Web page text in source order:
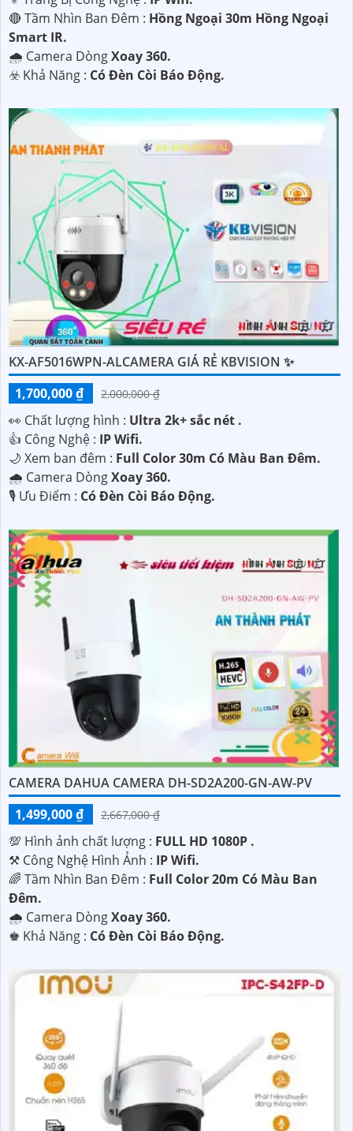
🔴 Tầm Nhìn Ban Đêm : Hồng Ngoại 30m Hồng Ngoại
Smart IR.
🌧️ Camera DòngXoay 360.
️☣️ Khả Năng : Có Đèn Còi Báo Động.
KX-AF5016WPN-ALCAMERA GIÁ RẺ KBVISION ✨
1,700,000 ₫
2,000,000 ₫
️👀 Chất lượng hình : Ultra 2k+ sắc nét .
👍 Công Nghệ : IP Wifi.
🌙 Xem ban đêm : Full Color 30m Có Màu Ban Đêm.
🌧️ Camera DòngXoay 360.
️🎙 Ưu Điểm : Có Đèn Còi Báo Động.
CAMERA DAHUA CAMERA DH-SD2A200-GN-AW-PV
1,499,000 ₫
2,667,000 ₫
💯 Hình ảnh chất lượng : FULL HD 1080P .
⚒ Công Nghệ Hình Ảnh : IP Wifi.
🌈 Tầm Nhìn Ban Đêm : Full Color 20m Có Màu Ban
Đêm.
🌧️ Camera DòngXoay 360.
️♚ Khả Năng : Có Đèn Còi Báo Động.